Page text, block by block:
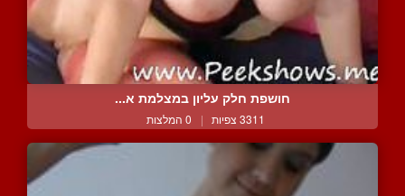
חושפת חלק עליון במצלמת א...
3311 צפיות | 0 המלצות